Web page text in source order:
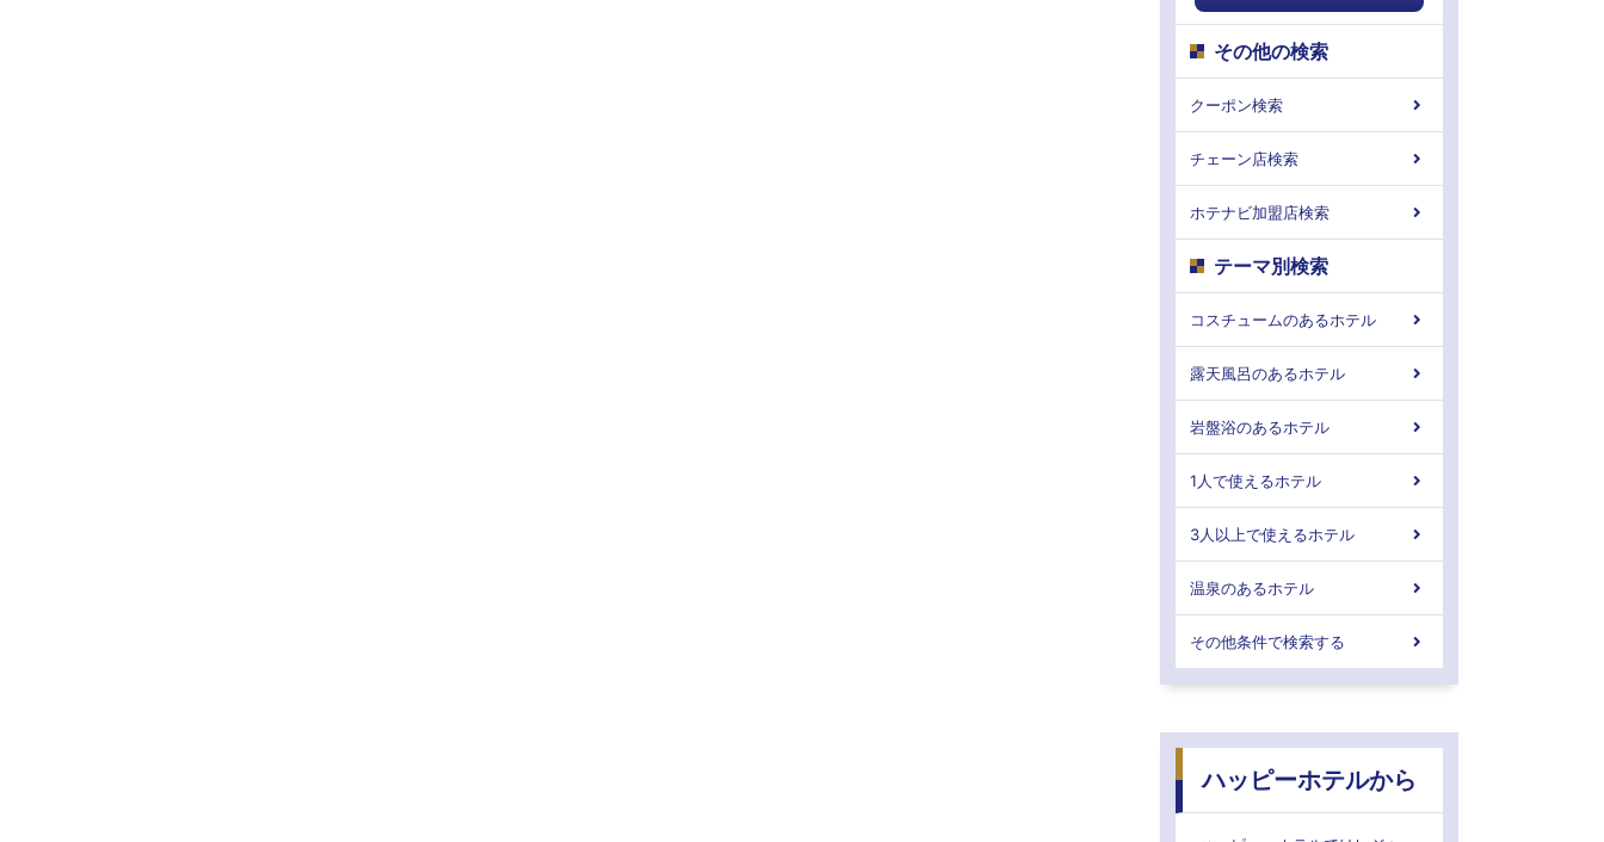
その他の検索
クーポン検索
チェーン店検索
ホテナビ加盟店検索
テーマ別検索
コスチュームのあるホテル
露天風呂のあるホテル
岩盤浴のあるホテル
1人で使えるホテル
3人以上で使えるホテル
温泉のあるホテル
その他条件で検索する
ハッピーホテルから